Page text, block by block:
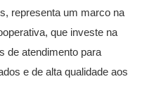
representa um marco na
que investe na
de atendimento para
e de alta qualidade aos